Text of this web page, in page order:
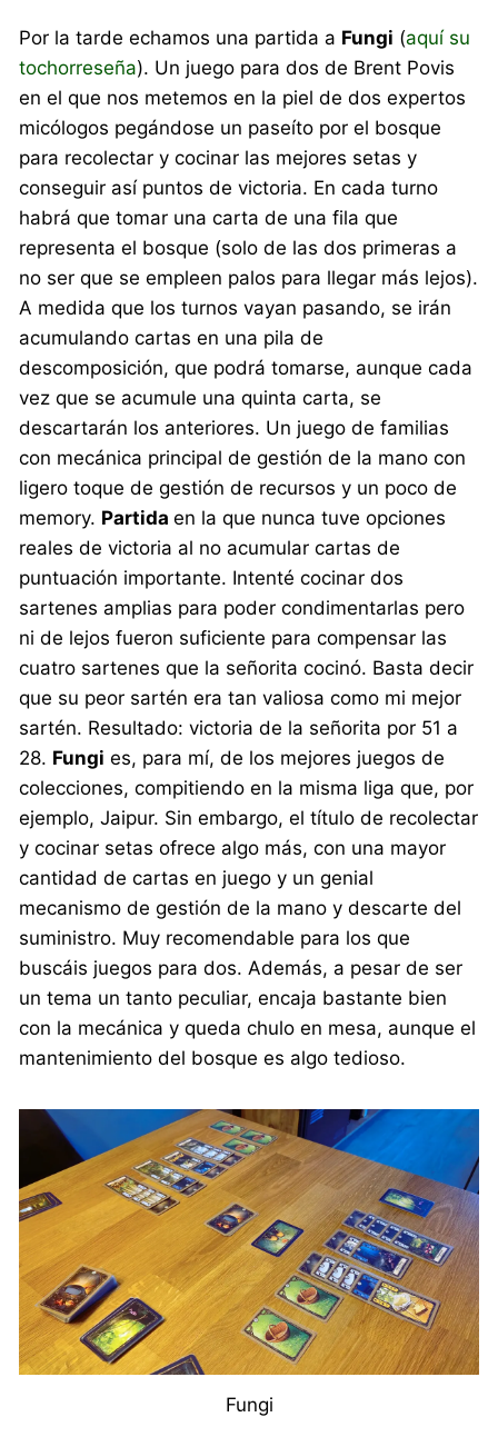
Por la tarde echamos una partida a Fungi (aquí su
tochorreseña). Un juego para dos de Brent Povis
en el que nos metemos en la piel de dos expertos
micólogos pegándose un paseíto por el bosque
para recolectar y cocinar las mejores setas y
conseguir así puntos de victoria. En cada turno
habrá que tomar una carta de una fila que
representa el bosque (solo de las dos primeras a
no ser que se empleen palos para llegar más lejos).
A medida que los turnos vayan pasando, se irán
acumulando cartas en una pila de
descomposición, que podrá tomarse, aunque cada
vez que se acumule una quinta carta, se
descartarán los anteriores. Un juego de familias
con mecánica principal de gestión de la mano con
ligero toque de gestión de recursos y un poco de
memory. Partidaen la que nunca tuve opciones
reales de victoria al no acumular cartas de
puntuación importante. Intenté cocinar dos
sartenes amplias para poder condimentarlas pero
ni de lejos fueron suficiente para compensar las
cuatro sartenes que la señorita cocinó. Basta decir
que su peor sartén era tan valiosa como mi mejor
sartén. Resultado: victoria de la señorita por 51 a
28. Fungi es, para mí, de los mejores juegos de
colecciones, compitiendo en la misma liga que, por
ejemplo, Jaipur. Sin embargo, el título de recolectar
y cocinar setas ofrece algo más, con una mayor
cantidad de cartas en juego y un genial
mecanismo de gestión de la mano y descarte del
suministro. Muy recomendable para los que
buscáis juegos para dos. Además, a pesar de ser
un tema un tanto peculiar, encaja bastante bien
con la mecánica y queda chulo en mesa, aunque el
mantenimiento del bosque es algo tedioso.
Fungi